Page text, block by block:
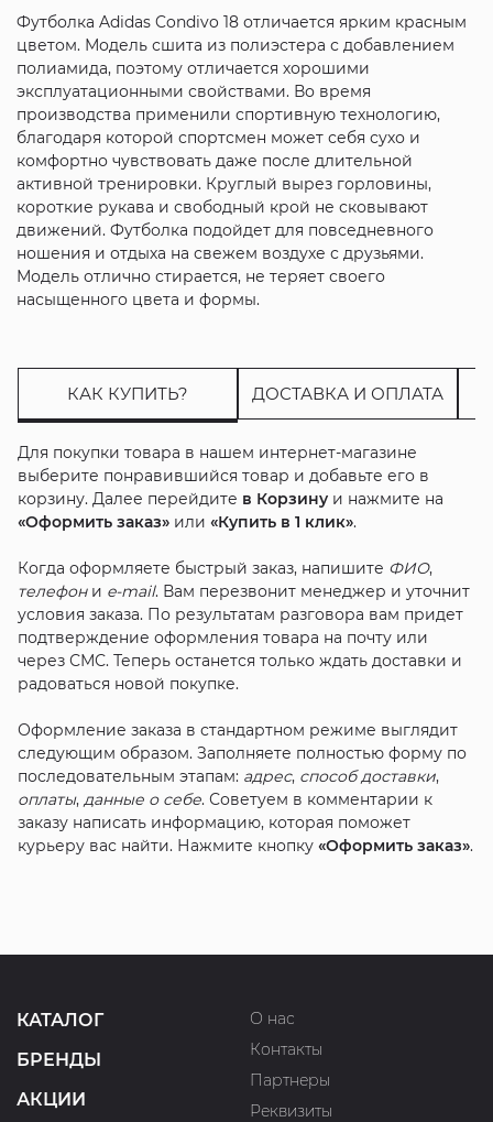
Футболка Adidas Condivo 18 отличается ярким красным
цветом. Модель сшита из полиэстера с добавлением
полиамида, поэтому отличается хорошими
эксплуатационными свойствами. Во время
производства применили спортивную технологию,
благодаря которой спортсмен может себя сухо и
комфортно чувствовать даже после длительной
активной тренировки. Круглый вырез горловины,
короткие рукава и свободный крой не сковывают
движений. Футболка подойдет для повседневного
ношения и отдыха на свежем воздухе с друзьями.
Модель отлично стирается, не теряет своего
насыщенного цвета и формы.
КАК КУПИТЬ? ДОСТАВКА И ОПЛАТА
Для покупки товара в нашем интернет-магазине
выберите понравившийся товар и добавьте его в
корзину. Далее перейдите в Корзинуи нажмите на
«Оформить заказ»или «Купить в 1 клик».
Когда оформляете быстрый заказ, напишите ФИО,
телефони e-mail. Вам перезвонит менеджер и уточнит
условия заказа. По результатам разговора вам придет
подтверждение оформления товара на почту или
через СМС. Теперь останется только ждать доставки и
радоваться новой покупке.
Оформление заказа в стандартном режиме выглядит
следующим образом. Заполняете полностью форму по
последовательным этапам: адрес, способ доставки,
оплаты, данные о себе. Советуем в комментарии к
заказу написать информацию, которая поможет
курьеру вас найти. Нажмите кнопку «Оформить заказ».
КАТАЛОГ
БРЕНДЫ
АКЦИИ
О нас
Контакты
Партнеры
Реквизиты